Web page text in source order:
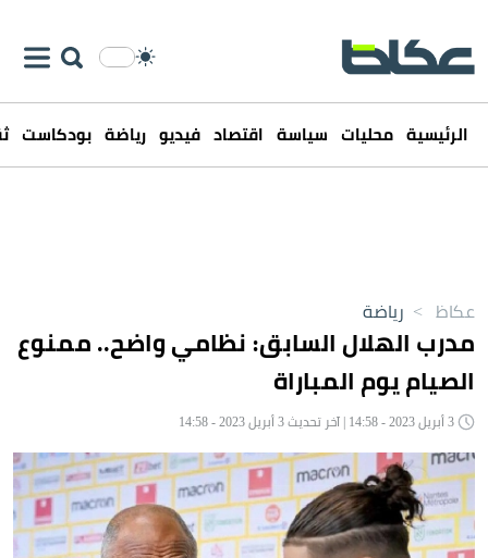
الرئيسية محليات سياسة اقتصاد فيديو رياضة بودكاست
عكاظ > رياضة
مدرب الهلال السابق: نظامي واضح.. ممنوع
الصيام يوم المباراة